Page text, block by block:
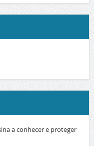
a conhecer e proteger